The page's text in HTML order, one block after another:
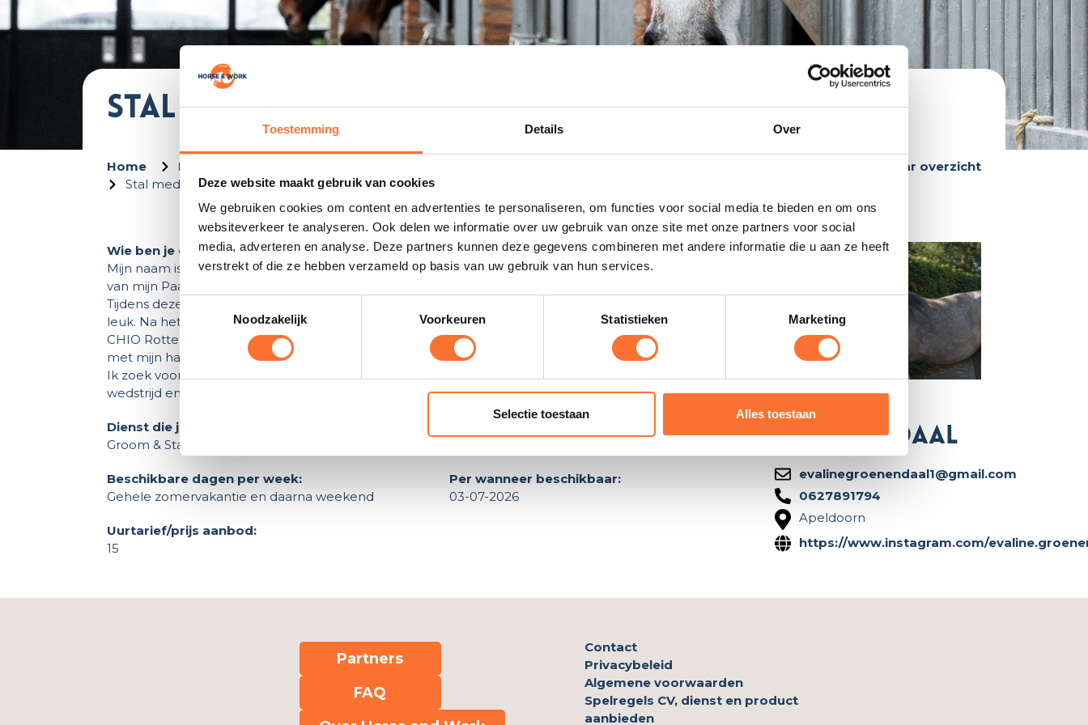
Toestemming Details Over
Deze website maakt gebruik van cookies
We gebruiken cookies om content en advertenties te personaliseren, om functies voor social media te bieden en om ons
websiteverkeer te analyseren. Ook delen we informatie over uw gebruik van onze site met onze partners voor social
media, adverteren en analyse. Deze partners kunnen deze gegevens combineren met andere informatie die u aan ze heeft
verstrekt of die ze hebben verzameld op basis van uw gebruik van hun services.
Toestemmingsselectie
Noodzakelijk
Voorkeuren Statistieken Marketing
Selectie toestaan Alles toestaan
Stal medewerker aangeboden
Home
Ik bied mijn dienst aan als ZZP’er/freelancer/bedrijf
Stal medewerker aangeboden
Terug naar overzicht
Wie ben je en wat doet je bedrijf:
Mijn naam is Evaline Groenendaal, 21 jaar oud en al wat jaren werkzaam in de paarden. Tijdens het behalen
van mijn Paardenhouderij studie in Barneveld heb ik veel ervaring op gedaan op dressuur en springstallen.
Tijdens deze opleiding heb ik ook mijn ORUN gehaald en tot nu toe vind ik het les geven ook ontzettend
leuk. Na het behalen van de opleiding ben ik werkzaam geweest op grote hippische evenementen zoals
CHIO Rotterdam, CSI Ermelo en Brussel Stephex Masters. Daarnaast ben ik nu actief in de wedstrijd sport
met mijn haflinger en hoop ik binnenkort de overstap naar het L2 te maken.
Ik zoek voor de zomervakantie een fijne baan waar ik met veel plezier paarden kan trainen, mee op
wedstrijd en in de omgang met paarden.
Dienst die je aanbiedt:
Groom & Stal
Beschikbare dagen per week:
Gehele zomervakantie en daarna weekend
Per wanneer beschikbaar:
03-07-2026
Uurtarief/prijs aanbod:
15
Evaline
Groenendaal
evalinegroenendaal1@gmail.com
0627891794
Apeldoorn
https://www.instagram.com/
Partners
FAQ
Contact
Privacybeleid
Algemene voorwaarden
Spelregels CV, dienst en product
aanbieden